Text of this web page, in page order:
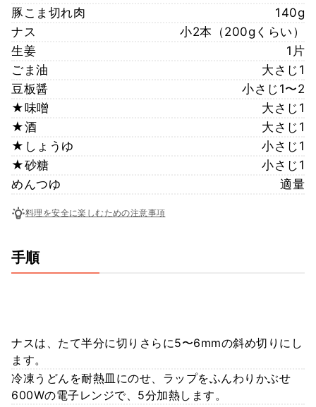
豚こま切れ肉
140g
ナス
小2本（200gくらい）
生姜
1片
ごま油
大さじ1
豆板醤
小さじ1〜2
★味噌
大さじ1
★酒
大さじ1
★しょうゆ
小さじ1
★砂糖
小さじ1
めんつゆ
適量
料理を安全に楽しむための注意事項
手順
ナスは、たて半分に切りさらに5〜6mmの斜め切りにし
ます。
冷凍うどんを耐熱皿にのせ、ラップをふんわりかぶせ
600Wの電子レンジで、5分加熱します。